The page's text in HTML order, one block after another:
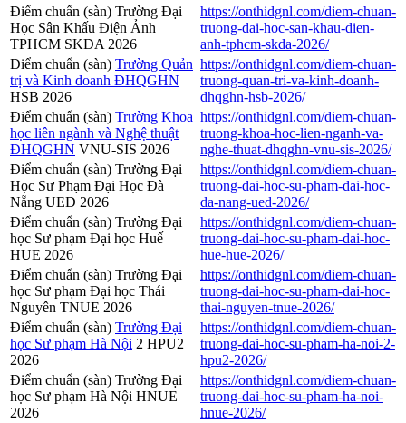
Điểm chuẩn (sàn) Trường Đại
Học Sân Khấu Điện Ảnh
TPHCM SKDA 2026
https://onthidgnl.com/diem-chuan-
truong-dai-hoc-san-khau-dien-
anh-tphcm-skda-2026/
Điểm chuẩn (sàn) Trường Quản
trị và Kinh doanh ĐHQGHN
HSB 2026
https://onthidgnl.com/diem-chuan-
truong-quan-tri-va-kinh-doanh-
dhqghn-hsb-2026/
Điểm chuẩn (sàn) Trường Khoa
học liên ngành và Nghệ thuật
ĐHQGHN VNU-SIS 2026
https://onthidgnl.com/diem-chuan-
truong-khoa-hoc-lien-nganh-va-
nghe-thuat-dhqghn-vnu-sis-2026/
Điểm chuẩn (sàn) Trường Đại
Học Sư Phạm Đại Học Đà
Nẵng UED 2026
https://onthidgnl.com/diem-chuan-
truong-dai-hoc-su-pham-dai-hoc-
da-nang-ued-2026/
Điểm chuẩn (sàn) Trường Đại
học Sư phạm Đại học Huế
HUE 2026
https://onthidgnl.com/diem-chuan-
truong-dai-hoc-su-pham-dai-hoc-
hue-hue-2026/
Điểm chuẩn (sàn) Trường Đại
học Sư phạm Đại học Thái
Nguyên TNUE 2026
https://onthidgnl.com/diem-chuan-
truong-dai-hoc-su-pham-dai-hoc-
thai-nguyen-tnue-2026/
Điểm chuẩn (sàn) Trường Đại
học Sư phạm Hà Nội 2 HPU2
2026
https://onthidgnl.com/diem-chuan-
truong-dai-hoc-su-pham-ha-noi-2-
hpu2-2026/
Điểm chuẩn (sàn) Trường Đại
học Sư phạm Hà Nội HNUE
2026
https://onthidgnl.com/diem-chuan-
truong-dai-hoc-su-pham-ha-noi-
hnue-2026/